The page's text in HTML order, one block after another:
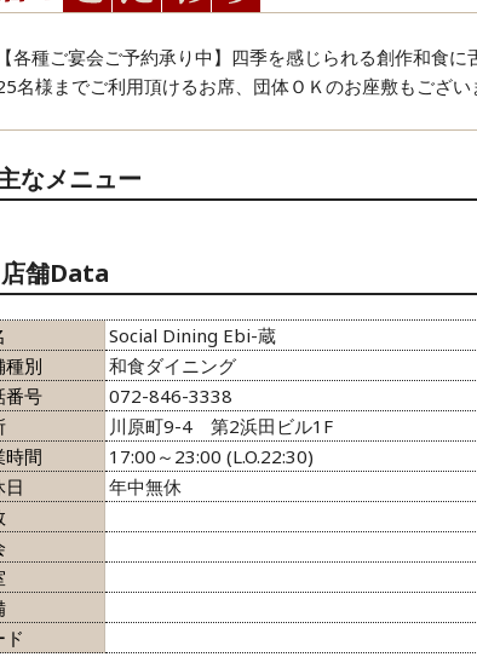
【各種ご宴会ご予約承り中】四季を感じられる創作和食に
名様までご利用頂けるお席、団体ＯＫのお座敷もござ
なメニュー
店舗Data
Social Dining Ebi-蔵
種別
和食ダイニング
番号
072-846-3338
川原町9-4 第2浜田ビル1F
時間
17:00～23:00 (L.O.22:30)
日
年中無休
ド